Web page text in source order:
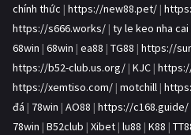
chính thức | https://new88.pet/ |
https://s666.works/ | ty le keo nha cai
68win | 68win | ea88 | TG88 | https://
https://b52-club.us.org/ | KJC |
https://xemtiso.com/ | motchill |
đá | 78win | AO88 | https://c168.guide/
78win | B52club | Xibet | lu88 | K88 |